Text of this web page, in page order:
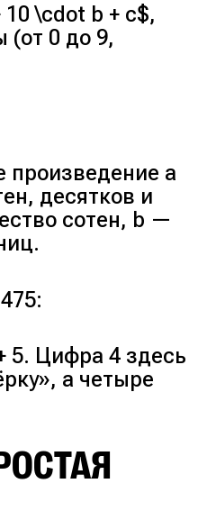
\cdot b + c$,
0 до 9,
произведение a
десятков и
сотен, b —
5. Цифра 4 здесь
а четыре